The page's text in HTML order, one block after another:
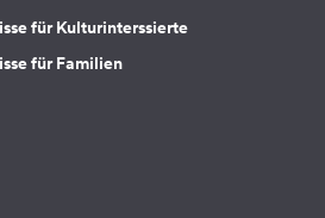
für Kulturinterssierte
für Familien